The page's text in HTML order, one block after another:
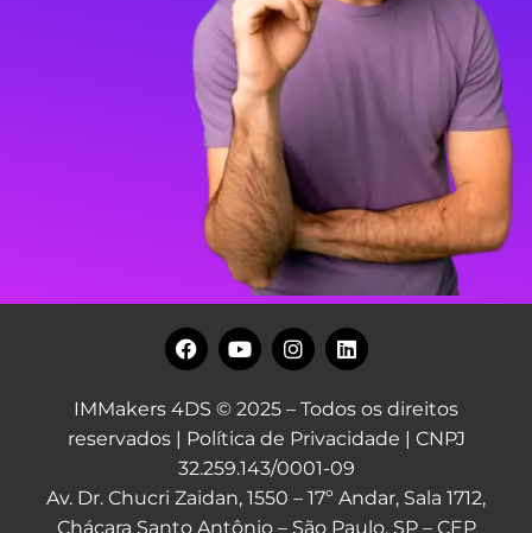
IMMakers 4DS © 2025 – Todos os direitos
reservados | Política de Privacidade | CNPJ
32.259.143/0001-09
Av. Dr. Chucri Zaidan, 1550 – 17º Andar, Sala 1712,
Chácara Santo Antônio – São Paulo, SP – CEP